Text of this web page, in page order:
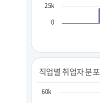
0
25k
직업별 취업자 분포
60k